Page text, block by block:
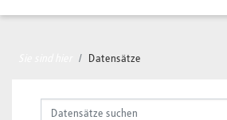
Datensätze